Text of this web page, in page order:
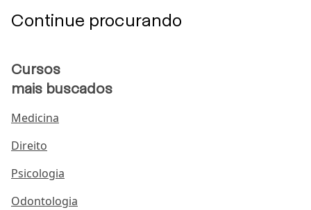
Continue procurando
Cursos
mais buscados
Medicina
Direito
Psicologia
Odontologia